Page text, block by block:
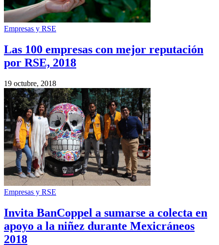
Empresas y RSE
Las 100 empresas con mejor reputación
por RSE, 2018
19 octubre, 2018
Empresas y RSE
Invita BanCoppel a sumarse a colecta en
apoyo a la niñez durante Mexicráneos
2018